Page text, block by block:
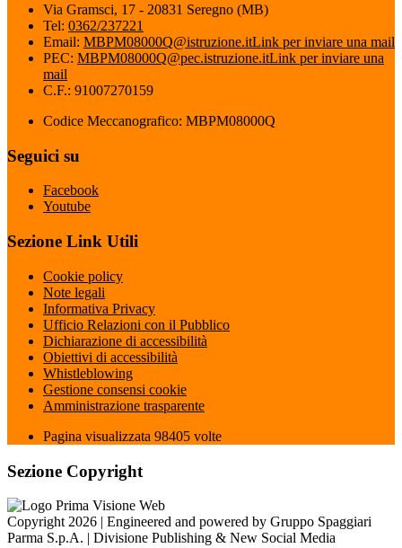
Via Gramsci, 17 - 20831 Seregno (MB)
Tel: 0362/237221
Email: MBPM08000Q@istruzione.itLink per inviare una mail
PEC: MBPM08000Q@pec.istruzione.itLink per inviare una
mail
C.F.: 91007270159
Codice Meccanografico: MBPM08000Q
Seguici su
Facebook
Youtube
Sezione Link Utili
Cookie policy
Note legali
Informativa Privacy
Ufficio Relazioni con il Pubblico
Dichiarazione di accessibilità
Obiettivi di accessibilità
Whistleblowing
Gestione consensi cookie
Amministrazione trasparente
Pagina visualizzata 98405 volte
Sezione Copyright
Copyright 2026 | Engineered and powered by Gruppo Spaggiari
Parma S.p.A. | Divisione Publishing & New Social Media